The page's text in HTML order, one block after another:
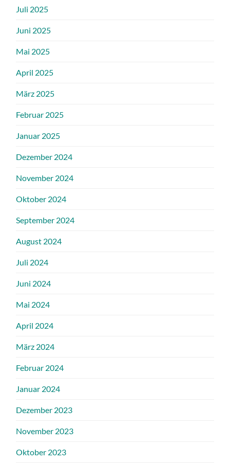
Juli 2025
Juni 2025
Mai 2025
April 2025
März 2025
Februar 2025
Januar 2025
Dezember 2024
November 2024
Oktober 2024
September 2024
August 2024
Juli 2024
Juni 2024
Mai 2024
April 2024
März 2024
Februar 2024
Januar 2024
Dezember 2023
November 2023
Oktober 2023